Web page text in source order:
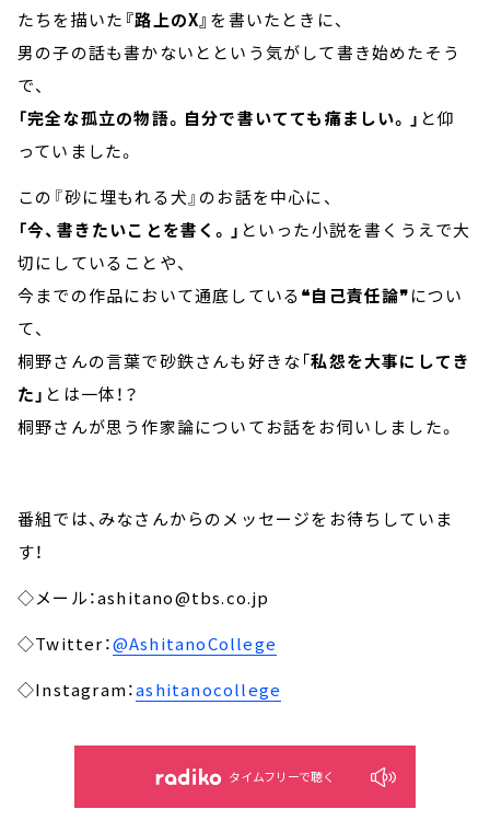
たちを描いた 『路上のX』 を書いたときに、
男の子の話も書かないとという気がして書き始めたそう
で、
「完全な孤立の物語。自分で書いてても痛ましい。」 と仰
っていました。
この『砂に埋もれる犬』のお話を中心に、
「今、書きたいことを書く。」 といった小説を書くうえで大
切にしていることや、
今までの作品において通底している❝自己責任論❞につい
て、
桐野さんの言葉で砂鉄さんも好きな「私怨を大事にしてき
た」 とは一体！？
桐野さんが思う作家論についてお話をお伺いしました。
番組では、みなさんからのメッセージをお待ちしていま
す！
◇メール：ashitano@tbs.co.jp
◇Twitter：@AshitanoCollege
◇Instagram：ashitanocollege
タイムフリーで聴く